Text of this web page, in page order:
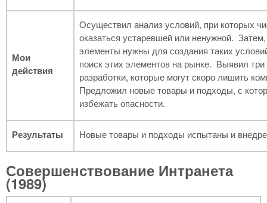
Мои
действия
Осуществил анализ условий, при которых
оказаться устаревшей или ненужной.
элементы нужны для создания таких
поиск этих элементов на рынке. Выявил
разработки, которые могут скоро лишить
Предложил новые товары и подходы, с
избежать опасности.
Результаты Новые товары и подходы испытаны и
Совершенствование Интранета
(1989)